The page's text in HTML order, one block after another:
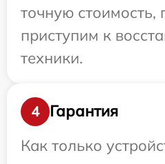
точную стоимость,
приступим к
техники.
4
Гарантия
Как только